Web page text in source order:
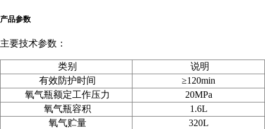
产品参数
主要技术参数：
类别
说明
有效防护时间
≥120min
氧气瓶额定工作压力
20MPa
氧气瓶容积
1.6L
氧气贮量
320L